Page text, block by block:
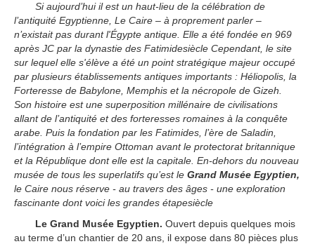
Si aujourd’hui il est un haut-lieu de la célébration de
l’antiquité Egyptienne, Le Caire – à proprement parler –
n’existait pas durant l'Égypte antique. Elle a été fondée en 969
après JC par la dynastie des Fatimidesiècle Cependant, le site
sur lequel elle s'élève a été un point stratégique majeur occupé
par plusieurs établissements antiques importants : Héliopolis, la
Forteresse de Babylone, Memphis et la nécropole de Gizeh.
Son histoire est une superposition millénaire de civilisations
allant de l’antiquité et des forteresses romaines à la conquête
arabe. Puis la fondation par les Fatimides, l’ère de Saladin,
l’intégration à l’empire Ottoman avant le protectorat britannique
et la République dont elle est la capitale. En-dehors du nouveau
musée de tous les superlatifs qu’est le Grand Musée Egyptien,
le Caire nous réserve - au travers des âges - une exploration
fascinante dont voici les grandes étapesiècle
Le Grand Musée Egyptien. Ouvert depuis quelques mois
au terme d’un chantier de 20 ans, il expose dans 80 pièces plus